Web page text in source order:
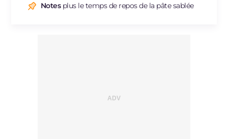
Notesplus le temps de repos de la pâte sablée